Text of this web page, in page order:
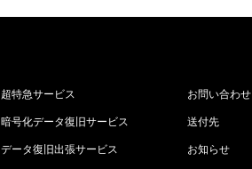
超特急サービス
暗号化データ復旧サービス
データ復旧出張サービス
お問い合わせ
送付先
お知らせ